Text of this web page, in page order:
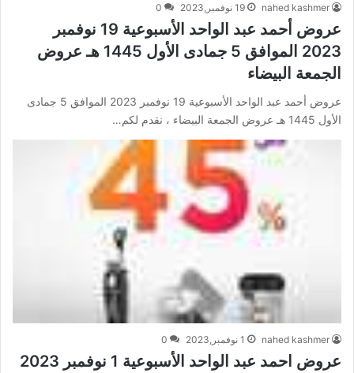
nahed kashmer 19 نوفمبر,2023 0
عروض أحمد عبد الواحد الأسبوعية 19 نوفمبر
2023 الموافق 5 جمادى الأول 1445 هـ عروض
الجمعة البيضاء
عروض أحمد عبد الواحد الأسبوعية 19 نوفمبر 2023 الموافق 5 جمادى
الأول 1445 هـ عروض الجمعة البيضاء ، نقدم لكم…
nahed kashmer 1 نوفمبر,2023 0
عروض احمد عبد الواحد الأسبوعية 1 نوفمبر 2023